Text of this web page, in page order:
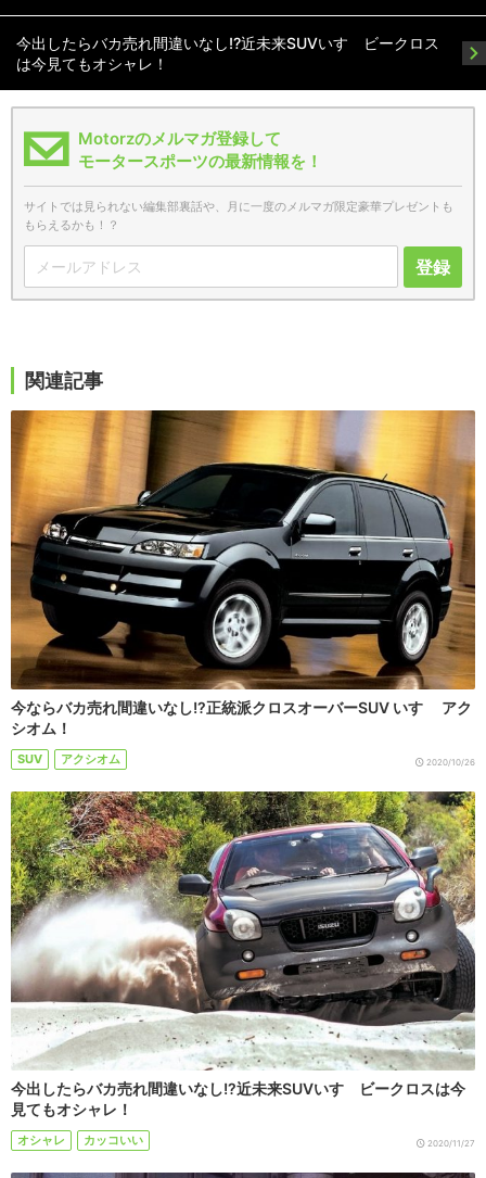
今出したらバカ売れ間違いなし!?近未来SUVいすゞビークロス
は今見てもオシャレ！
Motorzのメルマガ登録して
モータースポーツの最新情報を！
サイトでは見られない編集部裏話や、月に一度のメルマガ限定豪華プレゼントも
もらえるかも！？
登録
関連記事
今ならバカ売れ間違いなし!?正統派クロスオーバーSUV いすゞ アク
シオム！
SUV アクシオム 2020/10/26
今出したらバカ売れ間違いなし!?近未来SUVいすゞビークロスは今
見てもオシャレ！
オシャレ カッコいい 2020/11/27